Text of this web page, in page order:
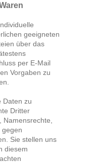
geeigneten
über das
per E-Mail
Vorgaben zu
Daten zu
Dritter
gegen
Sie stellen uns
diesem